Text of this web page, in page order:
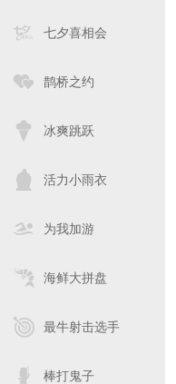
七夕喜相会
鹊桥之约
冰爽跳跃
活力小雨衣
为我加游
海鲜大拼盘
最牛射击选手
棒打鬼子